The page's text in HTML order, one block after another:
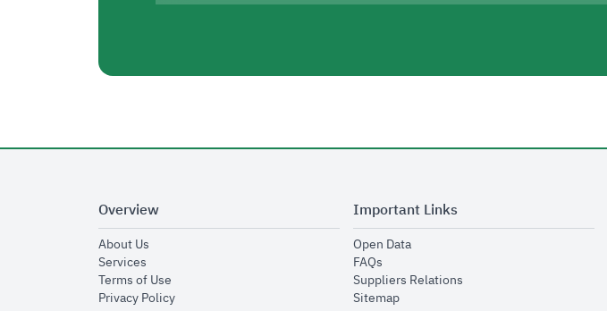
Overview
About Usopens in new window
Servicesopens in new window
Terms of Useopens in new window
Privacy Policyopens in new window
Important Links
Open Dataopens in new window
FAQsopens in new window
Suppliers Relationsopens in new window
Sitemapopens in new window